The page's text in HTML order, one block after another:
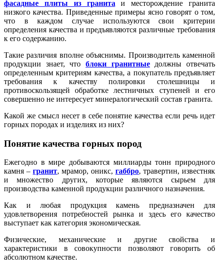
фасадные плиты из гранита и месторождение гранита
низкого качества. Приведенные примеры ясно говорят о том,
что в каждом случае используются свои критерии
определения качества и предъявляются различные требования
к его содержанию.
Такие различия вполне объяснимы. Производитель каменной
продукции знает, что блоки гранитныедолжны отвечать
определенным критериям качества, а покупатель предъявляет
требования к качеству полировки столешницы и
противоскользящей обработке лестничных ступеней и его
совершенно не интересует минералогический состав гранита.
Какой же смысл несет в себе понятие качества если речь идет
горных породах и изделиях из них?
Понятие качества горных пород
Ежегодно в мире добываются миллиарды тонн природного
камня – гранит, мрамор, оникс, габбро, травертин, известняк
и множество других, которые являются сырьем для
производства каменной продукции различного назначения.
Как и любая продукция камень предназначен для
удовлетворения потребностей рынка и здесь его качество
выступает как категория экономическая.
Физические, механические и другие свойства и
характеристики в совокупности позволяют говорить об
абсолютном качестве.